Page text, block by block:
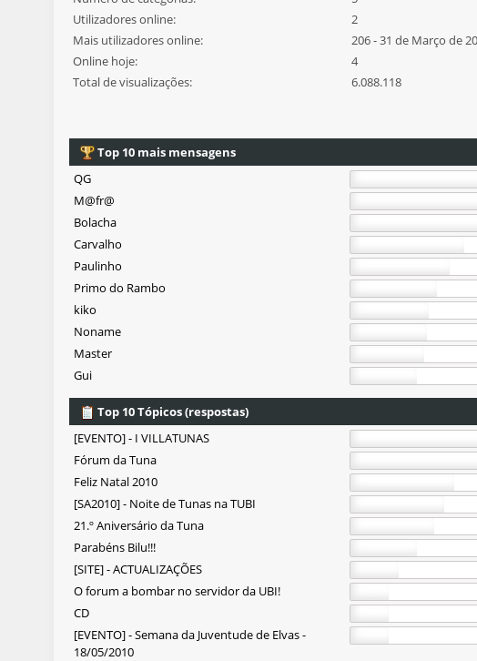
Utilizadores online:
2
Mais utilizadores online:
206 - 31 de Março de
Online hoje:
4
Total de visualizações:
6.088.118
Top 10 mais mensagens
QG
M@fr@
Bolacha
Carvalho
Paulinho
Primo do Rambo
kiko
Noname
Master
Gui
Top 10 Tópicos (respostas)
[EVENTO] - I VILLATUNAS
Fórum da Tuna
Feliz Natal 2010
[SA2010] - Noite de Tunas na TUBI
21.º Aniversário da Tuna
Parabéns Bilu!!!
[SITE] - ACTUALIZAÇÕES
O forum a bombar no servidor da UBI!
CD
[EVENTO] - Semana da Juventude de Elvas -
18/05/2010